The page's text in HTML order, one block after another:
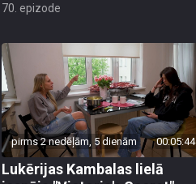
70. epizode
pirms 2 nedēļām, 5 dienām 00:05:44
Lukērijas Kambalas lielā